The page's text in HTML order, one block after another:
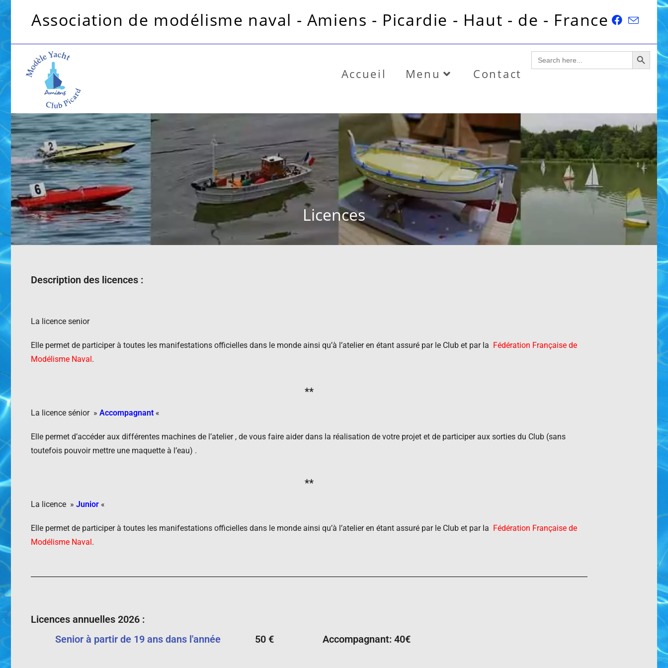
Association de modélisme naval - Amiens - Picardie - Haut - de - France
Accueil Menu Contact
Search
for:
SEARCH BUTTON
Licences
Description des licences :
La licence senior
Elle permet de participer à toutes les manifestations officielles dans le monde ainsi qu’à l’atelier en étant assuré par le Club et par la Fédération Française de
Modélisme Naval.
**
La licence sénior » Accompagnant «
Elle permet d’accéder aux différentes machines de l’atelier , de vous faire aider dans la réalisation de votre projet et de participer aux sorties du Club (sans
toutefois pouvoir mettre une maquette à l’eau) .
**
La licence » Junior «
Elle permet de participer à toutes les manifestations officielles dans le monde ainsi qu’à l’atelier en étant assuré par le Club et par la Fédération Française de
Modélisme Naval.
Licences annuelles 2026 :
Senior à partir de 19 ans dans l'année
50 € Accompagnant: 40€